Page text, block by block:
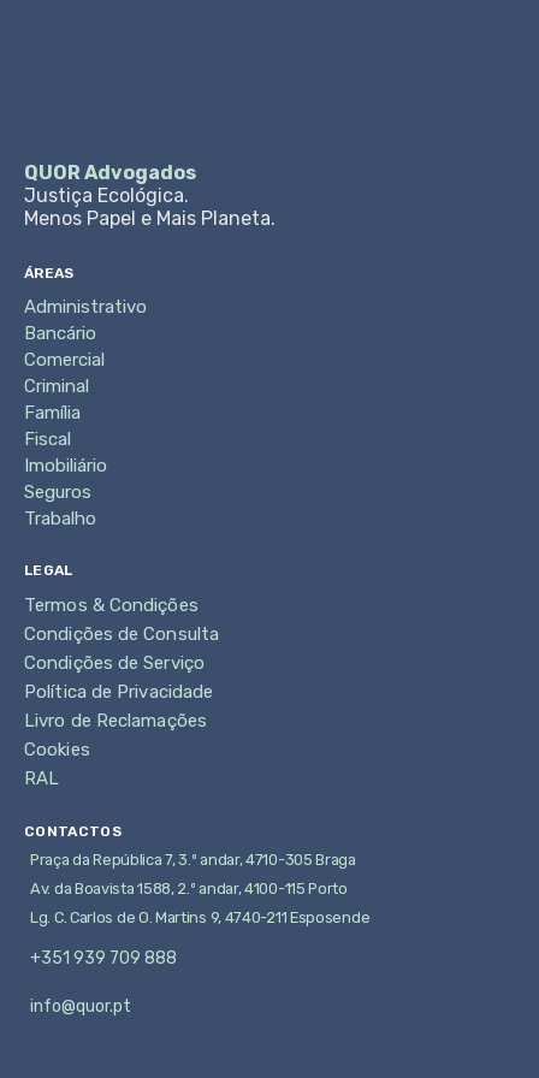
QUOR Advogados
Justiça Ecológica.
Menos Papel e Mais Planeta.
ÁREAS
Administrativo
Bancário
Comercial
Criminal
Família
Fiscal
Imobiliário
Seguros
Trabalho
LEGAL
Termos & Condições
Condições de Consulta
Condições de Serviço
Política de Privacidade
Livro de Reclamações
Cookies
RAL
CONTACTOS
Praça da República 7, 3.º andar, 4710-305 Braga
Av. da Boavista 1588, 2.º andar, 4100-115 Porto
Lg. C. Carlos de O. Martins 9, 4740-211 Esposende
+351 939 709 888
info@quor.pt